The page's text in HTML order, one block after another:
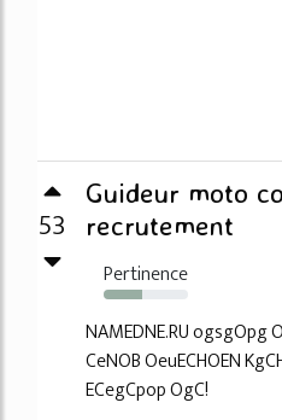
53
Guideur moto
recrutement
Pertinence
46%
NAMEDNE.RU ogsgOpg
CeNOB OeuECHOEN
ECegCpop OgC!